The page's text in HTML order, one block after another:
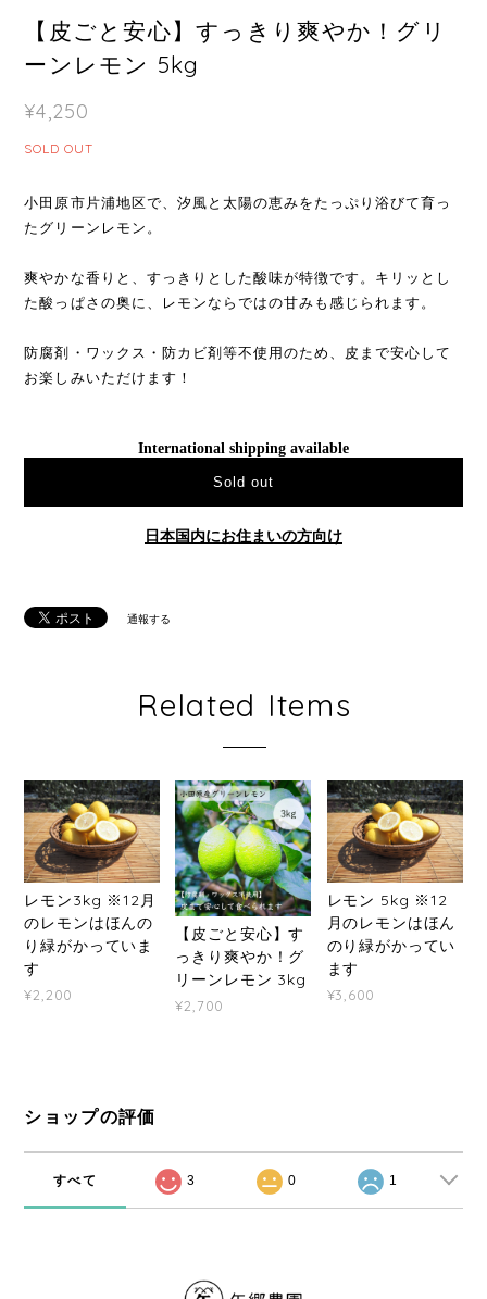
【皮ごと安心】すっきり爽やか！グリ
ーンレモン 5kg
¥4,250
SOLD OUT
小田原市片浦地区で、汐風と太陽の恵みをたっぷり浴びて育っ
たグリーンレモン。
爽やかな香りと、すっきりとした酸味が特徴です。キリッとし
た酸っぱさの奥に、レモンならではの甘みも感じられます。
防腐剤・ワックス・防カビ剤等不使用のため、皮まで安心して
お楽しみいただけます！
International shipping available
Sold out
日本国内にお住まいの方向け
通報する
Related Items
レモン3kg ※12月
のレモンはほんの
り緑がかっていま
す
¥2,200
【皮ごと安心】す
っきり爽やか！グ
リーンレモン 3kg
¥2,700
レモン 5kg ※12
月のレモンはほん
のり緑がかってい
ます
¥3,600
ショップの評価
すべて 3 0 1